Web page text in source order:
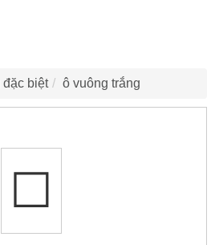
đặc biệt ô vuông trắng
☐